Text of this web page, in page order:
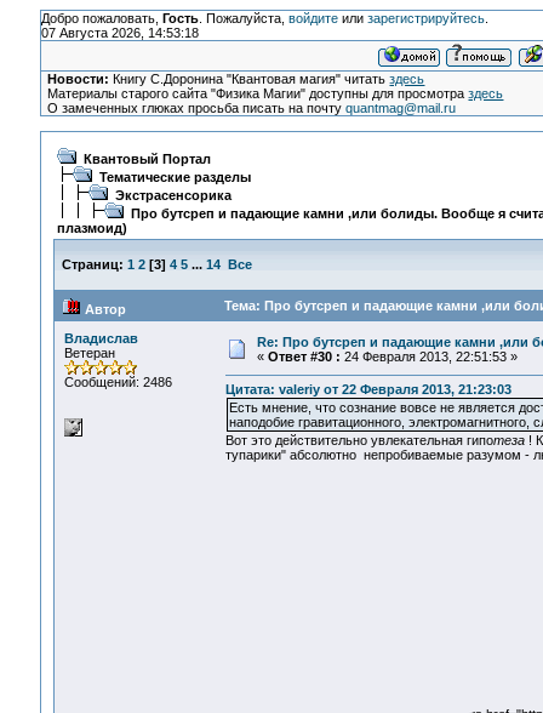
Добро пожаловать, Гость. Пожалуйста, войдитеили зарегистрируйтесь.
07 Августа 2026, 14:53:18
Новости: Книгу С.Доронина "Квантовая магия" читатьздесь
Материалы старого сайта "Физика Магии" доступны для просмотраздесь
О замеченных глюках просьба писать на почтуquantmag@mail.ru
Квантовый Портал
Тематические разделы
Экстрасенсорика
Про бутсреп и падающие камни ,или болиды. Вообще я
плазмоид)
Страниц: 1 2[3] 4 5 ... 14 Все
Автор Тема: Про бутсреп и падающие камни ,или
Владислав
Ветеран
Сообщений: 2486
Re: Про бутсреп и падающие камни ,или
« Ответ #30 : 24 Февраля 2013, 22:51:53 »
Цитата: valeriy от 22 Февраля 2013, 21:23:03
Есть мнение, что сознание вовсе не является
наподобие гравитационного, электромагнитного,
Вот это действительно увлекательная гипотеза!
тупарики" абсолютно непробиваемые разумом -